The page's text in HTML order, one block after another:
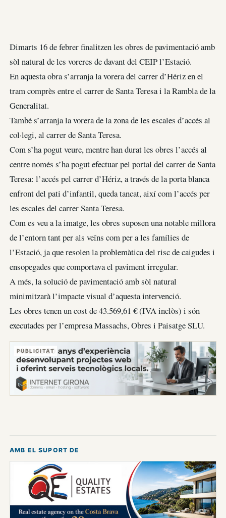
Dimarts 16 de febrer finalitzen les obres de pavimentació amb
sòl natural de les voreres de davant del CEIP l’Estació.
En aquesta obra s’arranja la vorera del carrer d’Hériz en el
tram comprès entre el carrer de Santa Teresa i la Rambla de la
Generalitat.
També s’arranja la vorera de la zona de les escales d’accés al
col·legi, al carrer de Santa Teresa.
Com s’ha pogut veure, mentre han durat les obres l’accés al
centre només s’ha pogut efectuar pel portal del carrer de Santa
Teresa: l’accés pel carrer d’Hériz, a través de la porta blanca
enfront del pati d’infantil, queda tancat, així com l’accés per
les escales del carrer Santa Teresa.
Com es veu a la imatge, les obres suposen una notable millora
de l’entorn tant per als veïns com per a les famílies de
l’Estació, ja que resolen la problemàtica del risc de caigudes i
ensopegades que comportava el paviment irregular.
A més, la solució de pavimentació amb sòl natural
minimitzarà l’impacte visual d’aquesta intervenció.
Les obres tenen un cost de 43.569,61 € (IVA inclòs) i són
executades per l’empresa Massachs, Obres i Paisatge SLU.
PUBLICITAT
AMB EL SUPORT DE